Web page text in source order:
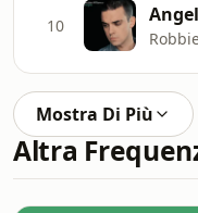
10
Mostra Di Più
Altra